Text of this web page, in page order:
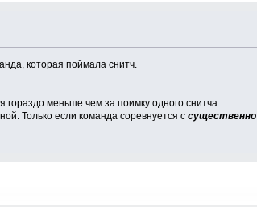
которая поймала снитч.
гораздо меньше чем за поимку одного снитча.
Только если команда соревнуется ссущественно